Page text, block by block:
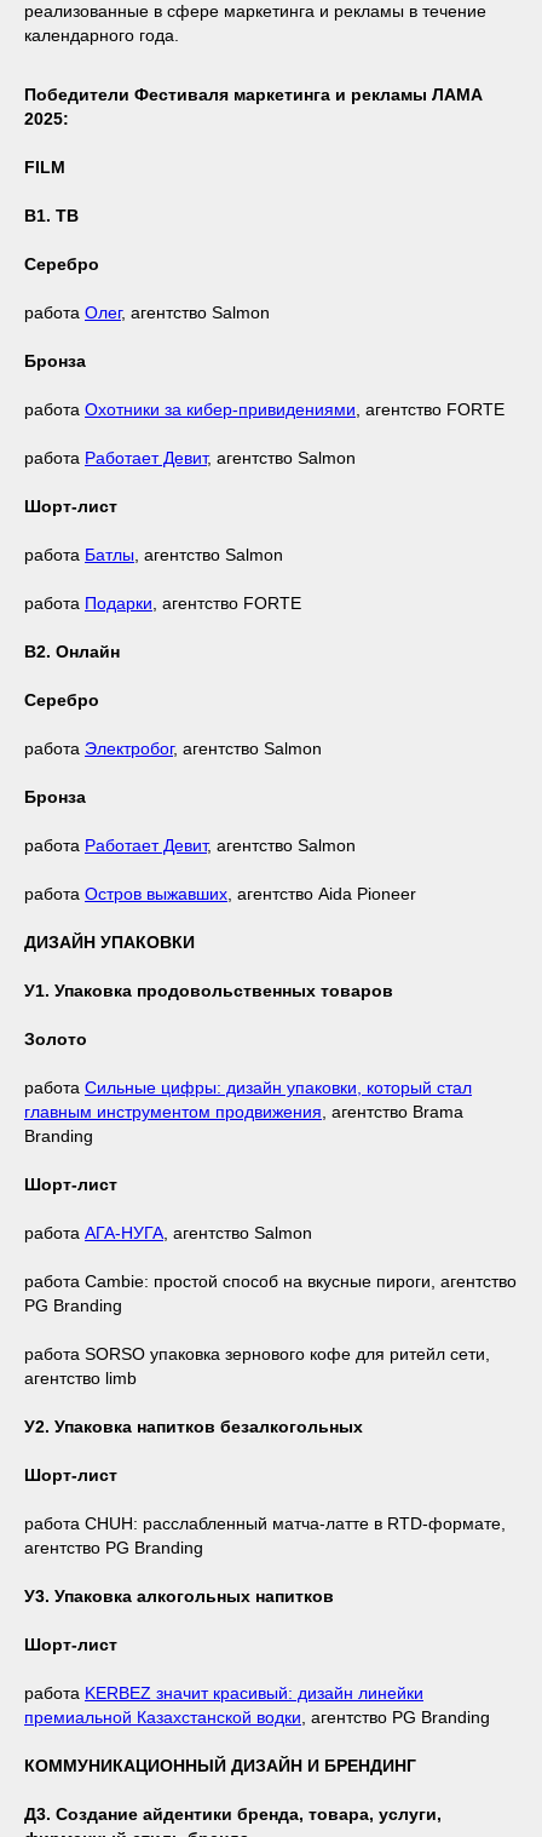
реализованные в сфере маркетинга и рекламы в течение
календарного года.
Победители Фестиваля маркетинга и рекламы ЛАМА
2025:
FILM
В1. ТВ
Серебро
работа Олег, агентство Salmon
Бронза
работа Охотники за кибер-привидениями , агентство FORTE
работа Работает Девит, агентство Salmon
Шорт-лист
работа Батлы , агентство Salmon
работа Подарки , агентство FORTE
В2. Онлайн
Серебро
работа Электробог, агентство Salmon
Бронза
работа Работает Девит, агентство Salmon
работа Остров выжавших , агентство Aida Pioneer
ДИЗАЙН УПАКОВКИ
У1. Упаковка продовольственных товаров
Золото
работа Сильные цифры: дизайн упаковки, который стал
главным инструментом продвижения , агентство Brama
Branding
Шорт-лист
работа АГА-НУГА , агентство Salmon
работа Cambie: простой способ на вкусные пироги, агентство
PG Branding
работа SORSO упаковка зернового кофе для ритейл сети,
агентство limb
У2. Упаковка напитков безалкогольных
Шорт-лист
работа CHUH: расслабленный матча-латте в RTD-формате,
агентство PG Branding
У3. Упаковка алкогольных напитков
Шорт-лист
работа KERBEZ значит красивый: дизайн линейки
премиальной Казахстанской водки , агентство PG Branding
КОММУНИКАЦИОННЫЙ ДИЗАЙН И БРЕНДИНГ
Д3. Создание айдентики бренда, товара, услуги,